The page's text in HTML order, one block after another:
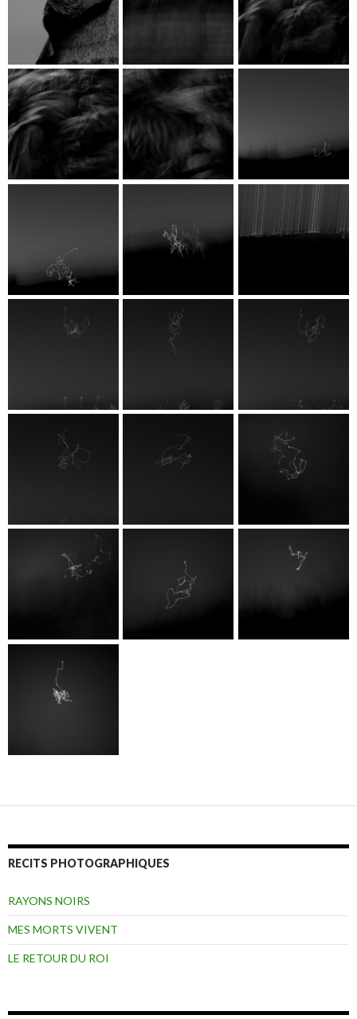
RECITS PHOTOGRAPHIQUES
RAYONS NOIRS
MES MORTS VIVENT
LE RETOUR DU ROI